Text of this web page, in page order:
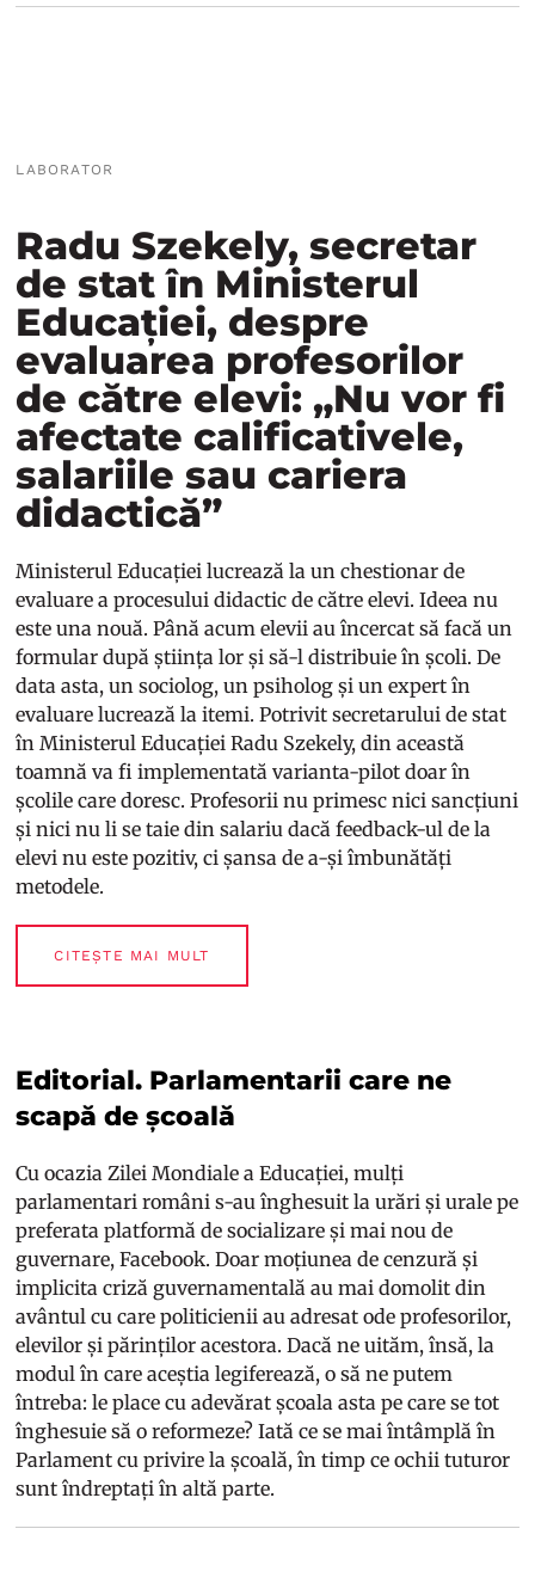
LABORATOR
Radu Szekely, secretar
de stat în Ministerul
Educației, despre
evaluarea profesorilor
de către elevi: „Nu vor fi
afectate calificativele,
salariile sau cariera
didactică”
Ministerul Educației lucrează la un chestionar de
evaluare a procesului didactic de către elevi. Ideea nu
este una nouă. Până acum elevii au încercat să facă un
formular după știința lor și să-l distribuie în școli. De
data asta, un sociolog, un psiholog și un expert în
evaluare lucrează la itemi. Potrivit secretarului de stat
în Ministerul Educației Radu Szekely, din această
toamnă va fi implementată varianta-pilot doar în
școlile care doresc. Profesorii nu primesc nici sancțiuni
și nici nu li se taie din salariu dacă feedback-ul de la
elevi nu este pozitiv, ci șansa de a-și îmbunătăți
metodele.
CITEȘTE MAI MULT
Editorial. Parlamentarii care ne
scapă de școală
Cu ocazia Zilei Mondiale a Educației, mulți
parlamentari români s-au înghesuit la urări și urale pe
preferata platformă de socializare și mai nou de
guvernare, Facebook. Doar moțiunea de cenzură și
implicita criză guvernamentală au mai domolit din
avântul cu care politicienii au adresat ode profesorilor,
elevilor și părinților acestora. Dacă ne uităm, însă, la
modul în care aceștia legiferează, o să ne putem
întreba: le place cu adevărat școala asta pe care se tot
înghesuie să o reformeze? Iată ce se mai întâmplă în
Parlament cu privire la școală, în timp ce ochii tuturor
sunt îndreptați în altă parte.